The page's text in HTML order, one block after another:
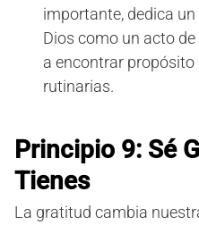
importante, dedica
Dios como un acto
a encontrar
rutinarias.
Principio 9: Sé
Tienes
La gratitud cambia